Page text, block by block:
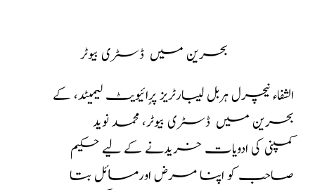
بحرین میں ڈسٹری بیوٹر
الشفاء نیچرل ہربل لیبارٹریز پرٍائیویٹ لیمیٹد، کے
بحرین میں ڈسٹری بیوٹر، محمد نوید
کمپنی کی ادویات خریدنے کے لیے حکیم
صاحب کو اپنا مرض اورمسائل بتا